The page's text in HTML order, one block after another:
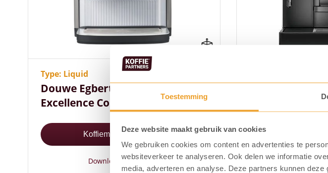
Toestemming
Deze website maakt gebruik van cookies
We gebruiken cookies om content en advertenties te
websiteverkeer te analyseren. Ook delen we informatie
media, adverteren en analyse. Deze partners kunnen
Gebruiks- en onderhoudsvriendelijk
180 koppen koffie per uur
Veel koffievariaties mogelijk
Type: Liquid
Douwe Egberts Cafitesse
Excellence Compact Touch
Koffiemachine bekijken
Download brochure
7 inch touchscreen